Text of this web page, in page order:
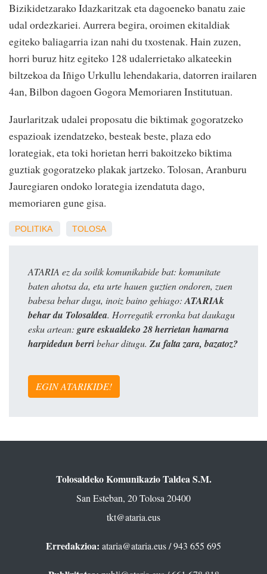
Bizikidetzarako Idazkaritzak eta dagoeneko banatu zaie
udal ordezkariei. Aurrera begira, oroimen ekitaldiak
egiteko baliagarria izan nahi du txostenak. Hain zuzen,
horri buruz hitz egiteko 128 udalerrietako alkateekin
biltzekoa da Iñigo Urkullu lehendakaria, datorren irailaren
4an, Bilbon dagoen Gogora Memoriaren Institutuan.
Jaurlaritzak udalei proposatu die biktimak gogoratzeko
espazioak izendatzeko, besteak beste, plaza edo
lorategiak, eta toki horietan herri bakoitzeko biktima
guztiak gogoratzeko plakak jartzeko. Tolosan, Aranburu
Jauregiaren ondoko lorategia izendatuta dago,
memoriaren gune gisa.
POLITIKA TOLOSA
ATARIA ez da soilik komunikabide bat: komunitate
baten ahotsa da, eta urte hauen guztien ondoren, zuen
babesa behar dugu, inoiz baino gehiago: ATARIAk
behar du Tolosaldea. Horregatik erronka bat daukagu
esku artean: gure eskualdeko 28 herrietan hamarna
harpidedun berribehar ditugu. Zu falta zara, bazatoz?
EGIN ATARIKIDE!
Tolosaldeko Komunikazio Taldea S.M.
San Esteban, 20 Tolosa 20400
tkt@ataria.eus
Erredakzioa: ataria@ataria.eus/ 943 655 695